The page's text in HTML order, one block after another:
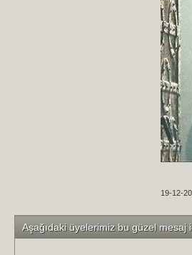
19-12-
Aşağıdaki üyelerimiz bu güzel mesaj